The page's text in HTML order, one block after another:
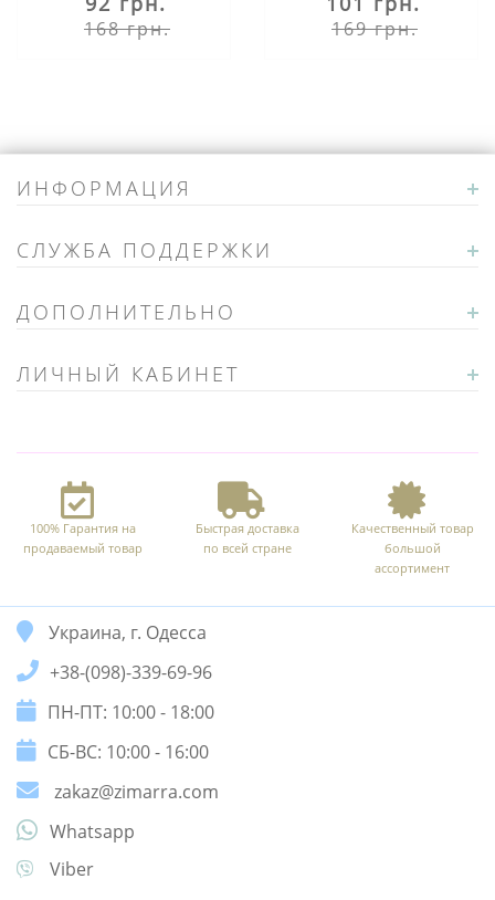
168 грн. 169 грн.
ИНФОРМАЦИЯ
СЛУЖБА ПОДДЕРЖКИ
ДОПОЛНИТЕЛЬНО
ЛИЧНЫЙ КАБИНЕТ
100% Гарантия на
продаваемый товар
Быстрая доставка
по всей стране
Качественный товар
большой
ассортимент
Украина, г. Одесса
+38-(098)-339-69-96
ПН-ПТ: 10:00 - 18:00
СБ-ВС: 10:00 - 16:00
zakaz@zimarra.com
Whatsapp
Viber